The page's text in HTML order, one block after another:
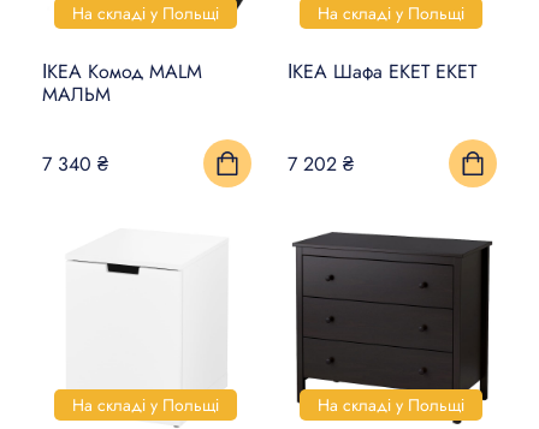
На складі у Польщі
ІКЕА Комод MALM
МАЛЬМ
7 340 ₴
На складі у Польщі
ІКЕА Шафа EKET ЕКЕТ
7 202 ₴
На складі у Польщі На складі у Польщі